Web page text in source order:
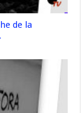
de la